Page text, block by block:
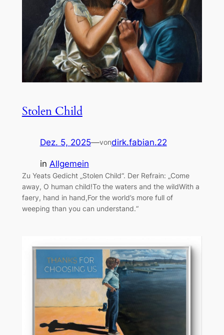
Stolen Child
Dez. 5, 2025—vondirk.fabian.22
in Allgemein
Zu Yeats Gedicht „Stolen Child“. Der Refrain: „Come
away, O human child!To the waters and the wildWith a
faery, hand in hand,For the world’s more full of
weeping than you can understand.“